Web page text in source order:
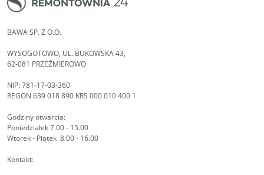
BAWA SP. Z O.O.
WYSOGOTOWO, UL. BUKOWSKA 43,
62-081 PRZEŹMIEROWO
NIP: 781-17-03-360
REGON 639 018 890 KRS 000 010 400 1
Godziny otwarcia:
Poniedziałek 7.00 - 15.00
Wtorek - Piątek 8.00 - 16.00
Kontakt: